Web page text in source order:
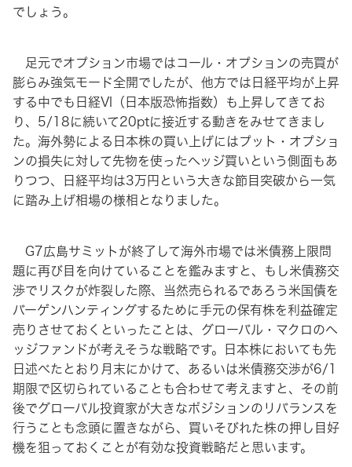
でしょう。
足元でオプション市場ではコール・オプションの売買が
膨らみ強気モード全開でしたが、他方では日経平均が上昇
する中でも日経VI（日本版恐怖指数）も上昇してきてお
り、5/18に続いて20ptに接近する動きをみせてきまし
た。海外勢による日本株の買い上げにはプット・オプショ
ンの損失に対して先物を使ったヘッジ買いという側面もあ
りつつ、日経平均は3万円という大きな節目突破から一気
に踏み上げ相場の様相となりました。
G7広島サミットが終了して海外市場では米債務上限問
題に再び目を向けていることを鑑みますと、もし米債務交
渉でリスクが炸裂した際、当然売られるであろう米国債を
バーゲンハンティングするために手元の保有株を利益確定
売りさせておくといったことは、グローバル・マクロのヘ
ッジファンドが考えそうな戦略です。日本株においても先
日述べたとおり月末にかけて、あるいは米債務交渉が6/1
期限で区切られていることも合わせて考えますと、その前
後でグローバル投資家が大きなポジションのリバランスを
行うことも念頭に置きながら、買いそびれた株の押し目好
機を狙っておくことが有効な投資戦略だと思います。